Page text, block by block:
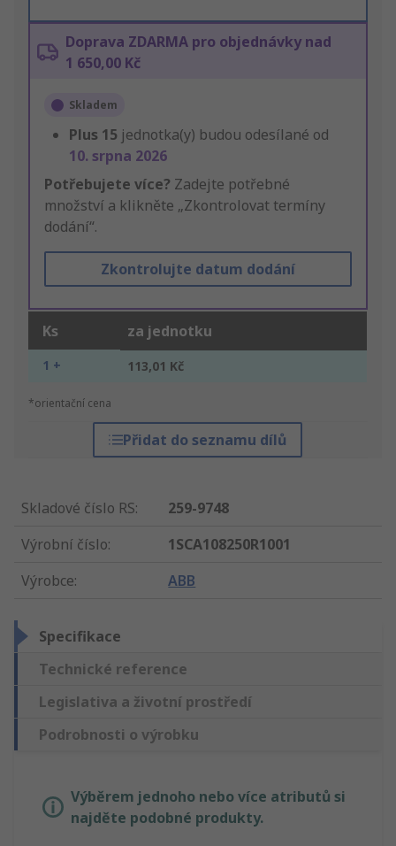
Doprava ZDARMA pro objednávky nad
1 650,00 Kč
Skladem
Plus 15 jednotka(y) budou odesílané od
10. srpna 2026
Potřebujete více? Zadejte potřebné
množství a klikněte „Zkontrolovat termíny
dodání“.
Zkontrolujte datum dodání
Ks za jednotku
1 + 113,01 Kč
*orientační cena
Přidat do seznamu dílů
Skladové číslo RS:
259-9748
Výrobní číslo:
1SCA108250R1001
Výrobce: ABB
Specifikace
Technické reference
Legislativa a životní prostředí
Podrobnosti o výrobku
Výběrem jednoho nebo více atributů si
najděte podobné produkty.